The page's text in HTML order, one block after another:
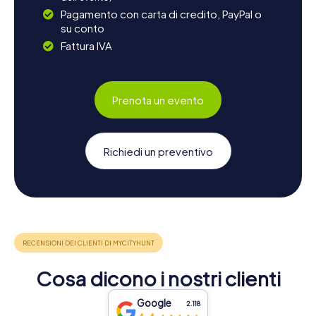
Pagamento con carta di credito, PayPal o
su conto
Fattura IVA
Prenota un evento
Richiedi un preventivo
Cosa dicono i nostri clienti
Google 2.118